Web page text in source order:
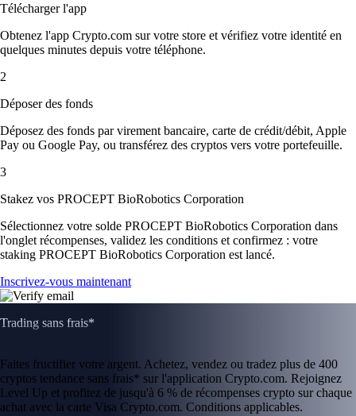
Télécharger l'app
Obtenez l'app Crypto.com sur votre store et vérifiez votre identité en
quelques minutes depuis votre téléphone.
2
Déposer des fonds
Déposez des fonds par virement bancaire, carte de crédit/débit, Apple
Pay ou Google Pay, ou transférez des cryptos vers votre portefeuille.
3
Stakez vos PROCEPT BioRobotics Corporation
Sélectionnez votre solde PROCEPT BioRobotics Corporation dans
l'onglet récompenses, validez les conditions et confirmez : votre
staking PROCEPT BioRobotics Corporation est lancé.
Inscrivez-vous maintenant
Trading sans frais*
Faites fructifier votre argent. Achetez, vendez ou tradez plus de 400
cryptos tendance sans frais* sur l'application Crypto.com. Rejoignez
Level Up et profitez de jusqu'à 6 % de récompenses crypto sur chaque
achat avec la carte Visa Crypto.com. Conditions applicables.